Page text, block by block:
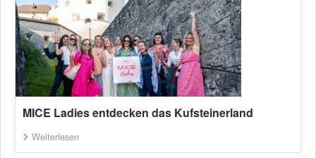
MICE Ladies entdecken das Kufsteinerland
Weiterlesen